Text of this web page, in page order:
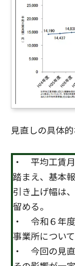
見直しの具体
・ 平均工賃
踏まえ、基本
引き上げ幅は
留める。
・ 令和６年
事業所につい
・ 今回の見直